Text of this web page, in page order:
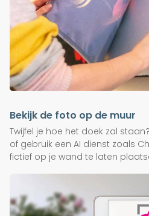
Bekijk de foto op de muur
Twijfel je hoe het doek zal staan?
of gebruik een AI dienst zoals
fictief op je wand te laten